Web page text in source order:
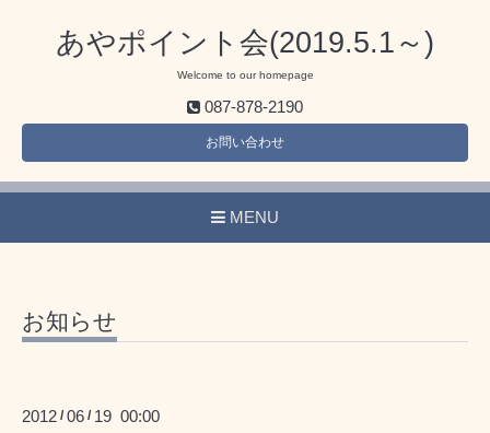
あやポイント会(2019.5.1～)
Welcome to our homepage
087-878-2190
お問い合わせ
MENU
お知らせ
2012 /06 / 19 00:00